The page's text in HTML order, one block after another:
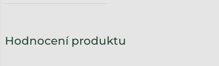
Hodnocení produktu